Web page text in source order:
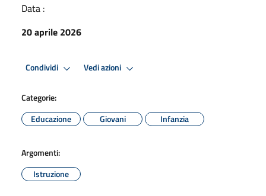
Data :
20 aprile 2026
Condividi Vedi azioni
Categorie:
Educazione
Giovani Infanzia
Argomenti:
Istruzione